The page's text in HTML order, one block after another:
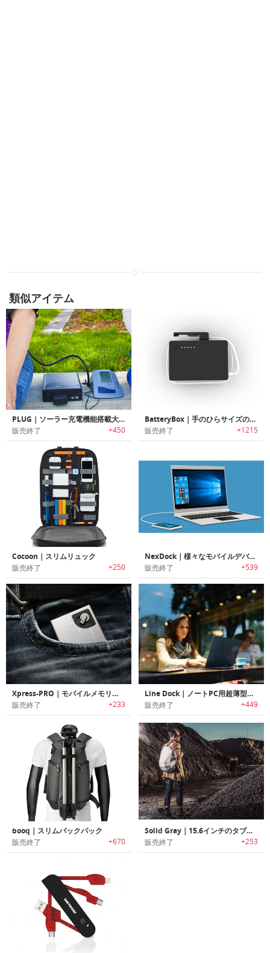
類似アイテム
PLUG｜ソーラー充電機能搭載大容量バッテリーパック「プラグ」
販売終了 +450
BatteryBox｜手のひらサイズのMacBook用外部バッテリー
販売終了 +1215
Cocoon｜スリムリュック
販売終了 +250
NexDock｜様々なモバイルデバイスをノートPCのように使える「ネクストドック」
販売終了 +539
Xpress-PRO｜モバイルメモリー/充電ステーション「エクスプレスプロ」
販売終了 +233
Line Dock｜ノートPC用超薄型ユニバーサルポート登載スマートポータブルバッテリー「ラインドック」
販売終了 +449
booq｜スリムバックパック
販売終了 +670
Solid Gray｜15.6インチのタブレットやノートパソコンを格納バックパック
販売終了 +253